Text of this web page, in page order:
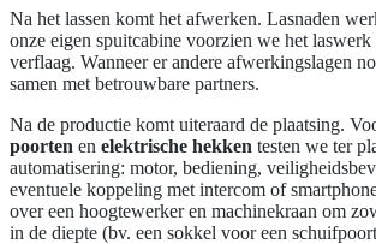
Na het lassen komt het afwerken. Lasnaden
onze eigen spuitcabine voorzien we het laswerk
verflaag. Wanneer er andere afwerkingslagen
samen met betrouwbare partners.
Na de productie komt uiteraard de plaatsing.
poorten en elektrische hekken testen we ter
automatisering: motor, bediening,
eventuele koppeling met intercom of
over een hoogtewerker en machinekraan om
in de diepte (bv. een sokkel voor een